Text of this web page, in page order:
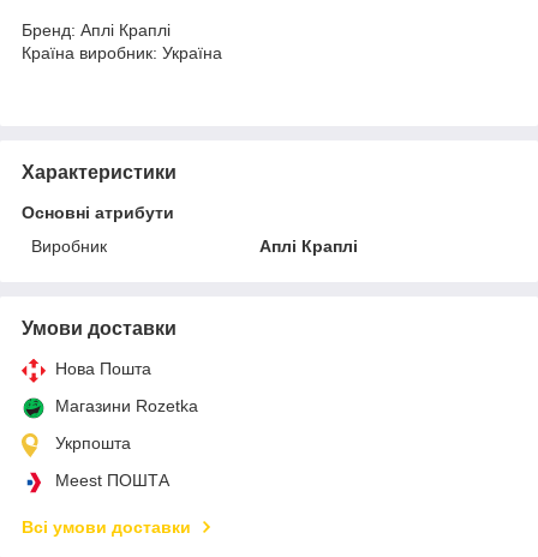
Бренд: Аплі Краплі
Країна виробник: Україна
Характеристики
Основні атрибути
Виробник
Аплі Краплі
Умови доставки
Нова Пошта
Магазини Rozetka
Укрпошта
Meest ПОШТА
Всі умови доставки